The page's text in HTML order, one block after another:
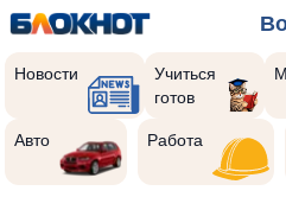
Новости
Учиться
готов
Авто Работа